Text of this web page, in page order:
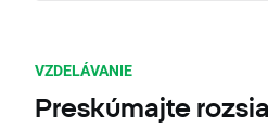
VZDELÁVANIE
Preskúmajte